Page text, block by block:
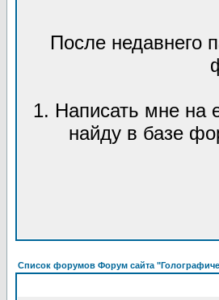
После недавнего
1. Написать мне на
найду в базе
Список форумов Форум сайта